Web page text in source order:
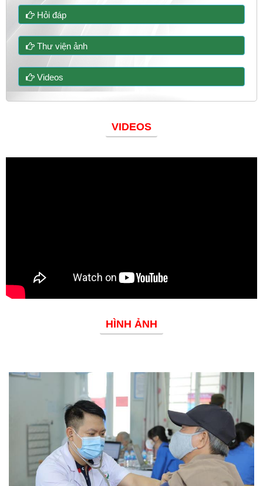
Hỏi đáp
Thư viện ảnh
Videos
VIDEOS
HÌNH ẢNH
Phòng chống dịch bệnh